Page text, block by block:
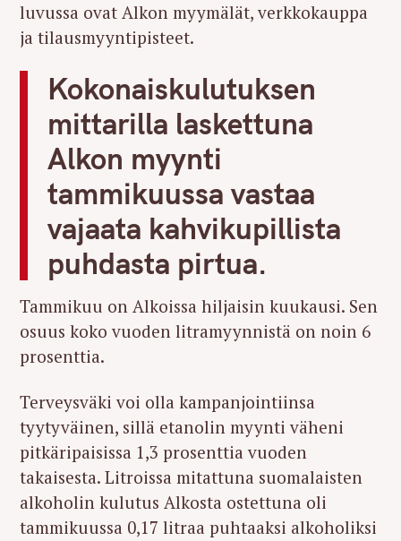
luvussa ovat Alkon myymälät, verkkokauppa
ja tilausmyyntipisteet.
Kokonaiskulutuksen
mittarilla laskettuna
Alkon myynti
tammikuussa vastaa
vajaata kahvikupillista
puhdasta pirtua.
Tammikuu on Alkoissa hiljaisin kuukausi. Sen
osuus koko vuoden litramyynnistä on noin 6
prosenttia.
Terveysväki voi olla kampanjointiinsa
tyytyväinen, sillä etanolin myynti väheni
pitkäripaisissa 1,3 prosenttia vuoden
takaisesta. Litroissa mitattuna suomalaisten
alkoholin kulutus Alkosta ostettuna oli
tammikuussa 0,17 litraa puhtaaksi alkoholiksi